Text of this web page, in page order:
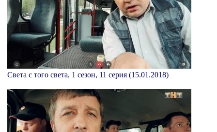
Света с того света, 1 сезон, 11 серия (15.01.2018)